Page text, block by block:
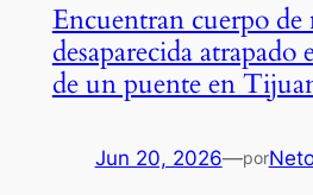
Encuentran cuerpo de
desaparecida atrapado
de un puente en
Jun 20, 2026—por